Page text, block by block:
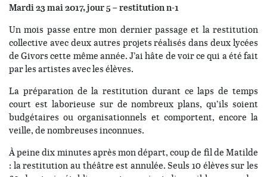
Mardi 23 mai 2017, jour 5 – restitution n-1
Un mois passe entre mon dernier passage et la restitution
collective avec deux autres projets réalisés dans deux lycées
de Givors cette même année. J’ai hâte de voir ce qui a été fait
par les artistes avec les élèves.
La préparation de la restitution durant ce laps de temps
court est laborieuse sur de nombreux plans, qu’ils soient
budgétaires ou organisationnels et comportent, encore la
veille, de nombreuses inconnues.
À peine dix minutes après mon départ, coup de fil de Matilde
: la restitution au théâtre est annulée. Seuls 10 élèves sur les